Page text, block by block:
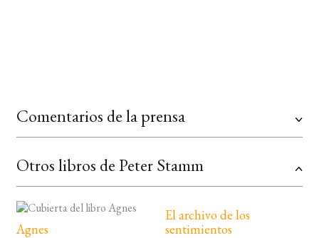
Comentarios de la prensa
Otros libros de Peter Stamm
Agnes
El archivo de los
sentimientos